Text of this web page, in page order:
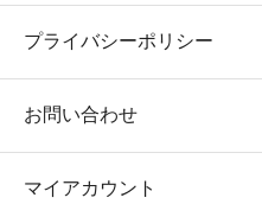
プライバシーポリシー
お問い合わせ
マイアカウント